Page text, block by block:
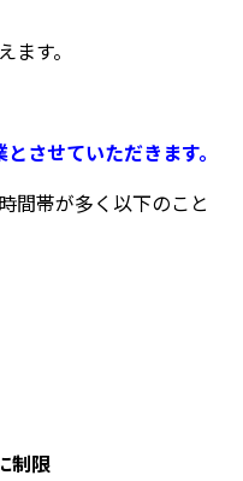
す。
させていただきます。
間帯が多く以下のこと
制限